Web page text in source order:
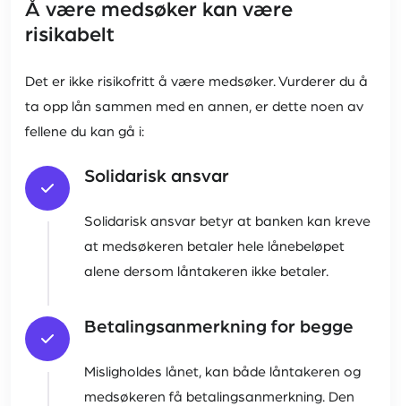
Å være medsøker kan være
risikabelt
Det er ikke risikofritt å være medsøker. Vurderer du å
ta opp lån sammen med en annen, er dette noen av
fellene du kan gå i:
Solidarisk ansvar
Solidarisk ansvar betyr at banken kan kreve
at medsøkeren betaler hele lånebeløpet
alene dersom låntakeren ikke betaler.
Betalingsanmerkning for begge
Misligholdes lånet, kan både låntakeren og
medsøkeren få betalingsanmerkning. Den